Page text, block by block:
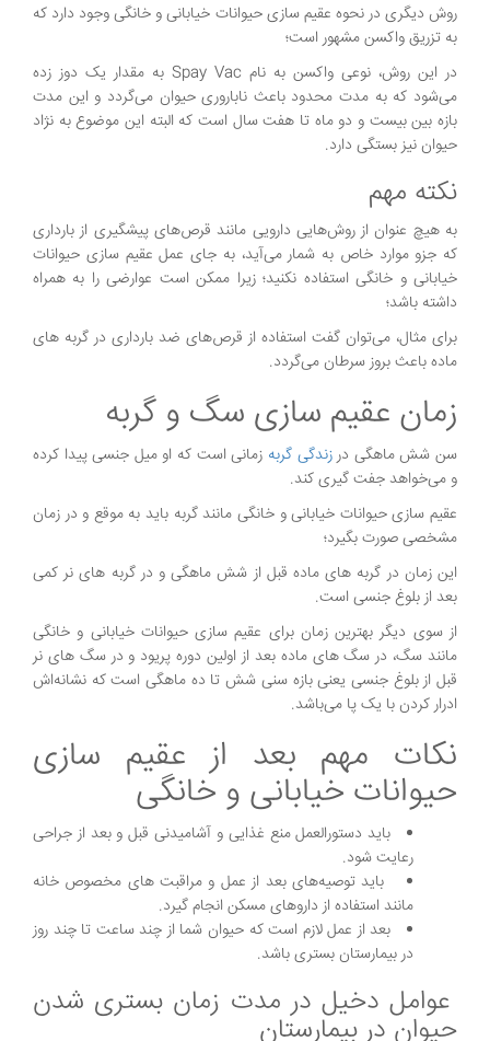
روش دیگری در نحوه عقیم سازی حیوانات خیابانی و خانگی وجود دارد که
به تزریق واکسن مشهور است؛
در این روش، نوعی واکسن به نام Spay Vac به مقدار یک دوز زده
می‌شود که به مدت محدود باعث ناباروری حیوان می‌گردد و این مدت
بازه بین بیست و دو ماه تا هفت سال است که البته این موضوع به نژاد
حیوان نیز بستگی دارد.
نکته مهم
به هیچ عنوان از روش‌هایی دارویی مانند قرص‌های پیشگیری از بارداری
که جزو موارد خاص به شمار می‌آید، به جای عمل عقیم سازی حیوانات
خیابانی و خانگی استفاده نکنید؛ زیرا ممکن است عوارضی را به همراه
داشته باشد؛
برای مثال، می‌توان گفت استفاده از قرص‌های ضد بارداری در گربه های
ماده باعث بروز سرطان می‌گردد.
زمان عقیم سازی سگ و گربه
سن شش ماهگی درزندگی گربه زمانی است که او میل جنسی پیدا کرده
و می‌خواهد جفت گیری کند.
عقیم سازی حیوانات خیابانی و خانگی مانند گربه باید به موقع و در زمان
مشخصی صورت بگیرد؛
این زمان در گربه های ماده قبل از شش ماهگی و در گربه های نر کمی
بعد از بلوغ جنسی است.
از سوی دیگر بهترین زمان برای عقیم سازی حیوانات خیابانی و خانگی
مانند سگ، در سگ های ماده بعد از اولین دوره پریود و در سگ های نر
قبل از بلوغ جنسی یعنی بازه سنی شش تا ده ماهگی است که نشانه‌اش
ادرار کردن با یک پا می‌باشد.
نکات مهم بعد از عقیم سازی
حیوانات خیابانی و خانگی
باید دستورالعمل منع غذایی و آشامیدنی قبل و بعد از جراحی
رعایت شود.
باید توصیه‌های بعد از عمل و مراقبت‌ های مخصوص خانه
مانند استفاده از داروهای مسکن انجام گیرد.
بعد از عمل لازم است که حیوان شما از چند ساعت تا چند روز
در بیمارستان بستری باشد.
عوامل دخیل در مدت زمان بستری شدن
حیوان در بیمارستان